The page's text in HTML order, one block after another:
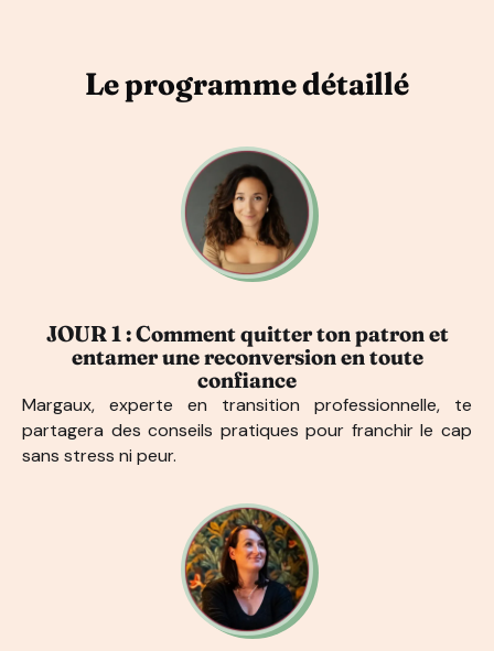
Le programme détaillé
JOUR 1 : Comment quitter ton patron et
entamer une reconversion en toute
confiance
Margaux, experte en transition professionnelle, te
partagera des conseils pratiques pour franchir le cap
sans stress ni peur.